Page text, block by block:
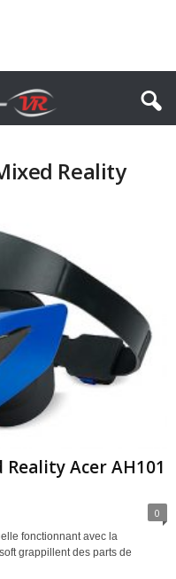
Reality
Acer AH101
0
fonctionnant avec la
grappillent des parts de